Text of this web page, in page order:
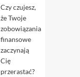
Czy czujesz,
że Twoje
zobowiązania
finansowe
zaczynają
Cię
przerastać?